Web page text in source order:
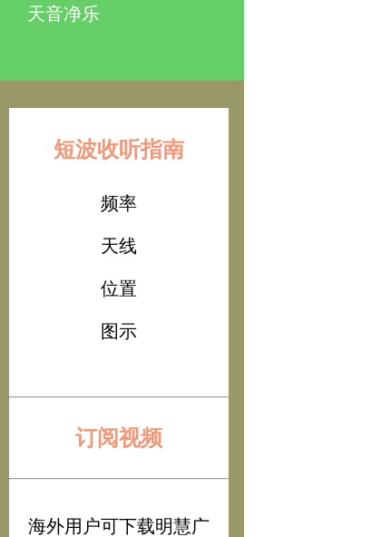
天音净乐
短波收听指南
频率
天线
位置
图示
订阅视频
海外用户可下载明慧广